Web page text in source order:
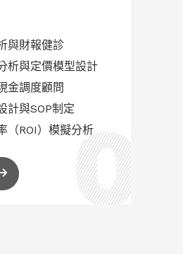
與財報健診
析與定價模型設計
金調度顧問
計與SOP制定
（ROI）模擬分析